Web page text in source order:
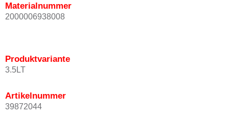
Materialnummer
2000006938008
Produktvariante
3.5LT
Artikelnummer
39872044